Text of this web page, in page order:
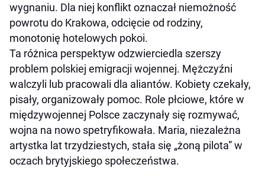
wygnaniu. Dla niej konflikt oznaczał niemożność
powrotu do Krakowa, odcięcie od rodziny,
monotonię hotelowych pokoi.
Ta różnica perspektyw odzwierciedla szerszy
problem polskiej emigracji wojennej. Mężczyźni
walczyli lub pracowali dla aliantów. Kobiety czekały,
pisały, organizowały pomoc. Role płciowe, które w
międzywojennej Polsce zaczynały się rozmywać,
wojna na nowo spetryfikowała. Maria, niezależna
artystka lat trzydziestych, stała się „żoną pilota” w
oczach brytyjskiego społeczeństwa.